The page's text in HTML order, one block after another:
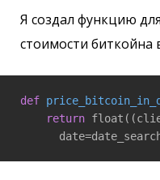
Я создал функцию
стоимости биткойна
def
return